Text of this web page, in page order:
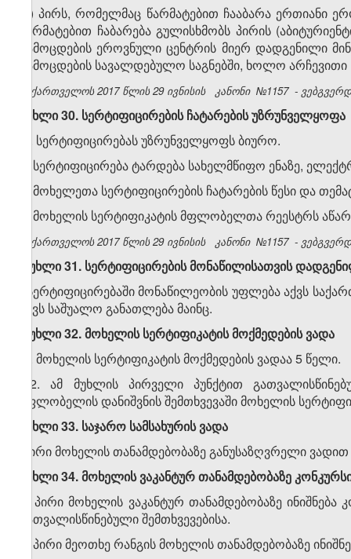
დ) პირს, რომელმაც წარმატებით ჩააბარა ერთიანი
წარმატებით ჩაბარება გულისხმობს პირის
გამოცდების ეროვნული ცენტრის მიერ დადგენილი
გამოცდების სავალდებულო საგნებში, ხოლო არჩევითი
საქართველოს 2017 წლის 29 ივნისის კანონი №1157 -
მუხლი 30. სერტიფიცირების ჩატარების უზრუნველყოფა
1. სერტიფიცირებას უზრუნველყოფს ბიურო.
2. სერტიფიცირება ტარდება სახელმწიფო ენაზე,
3. მოხელეთა სერტიფიცირების ჩატარების წესი და
4. მოხელის სერტიფიკატის მფლობელთა რეესტრს
საქართველოს 2017 წლის 29 ივნისის კანონი №1157 -
მუხლი 31. სერტიფიცირების მონაწილისათვის
სერტიფიცირებაში მონაწილეობის უფლება აქვს
აქვს საშუალო განათლება მაინც.
მუხლი 32. მოხელის სერტიფიკატის მოქმედების ვადა
1. მოხელის სერტიფიკატის მოქმედების ვადაა 5 წელი.
2. ამ მუხლის პირველი პუნქტით
მფლობელის დანიშვნის შემთხვევაში მოხელის
მუხლი 33. საჯარო სამსახურის ვადა
პირი მოხელის თანამდებობაზე განუსაზღვრელი ვადით
მუხლი 34. მოხელის ვაკანტურ თანამდებობაზე
1. პირი მოხელის ვაკანტურ თანამდებობაზე
გათვალისწინებული შემთხვევებისა.
2. პირი მეოთხე რანგის მოხელის თანამდებობაზე